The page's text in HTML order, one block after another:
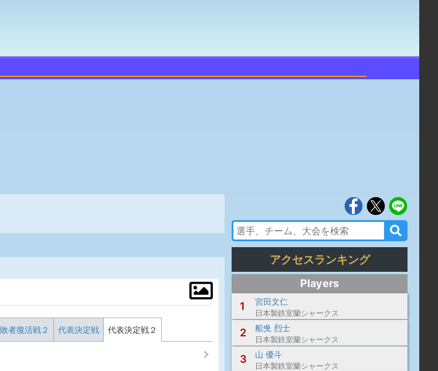
敗者復活戦２ 代表決定戦 代表決定戦２
アクセスランキング
Players
1
宮田文仁
日本製鉄室蘭シャークス
2 船曵 烈士
日本製鉄室蘭シャークス
3 山 優斗
日本製鉄室蘭シャークス